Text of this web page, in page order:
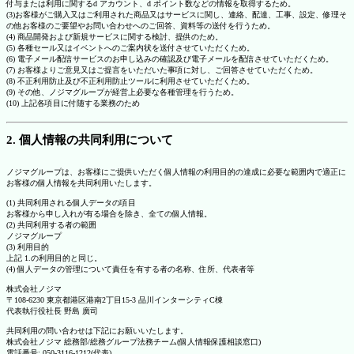
付与または利用に関するd アカウント、d ポイント数などの情報を取得するため。
(3)お客様がご購入又はご利用された商品又はサービスに関し、連絡、配達、工事、設定、修理そ
の他お客様のご要望やお問い合わせへのご回答、資料等の送付を行うため。
(4) 商品開発および新規サービスに関する検討、提供のため。
(5) 各種セール又はイベントへのご案内状を送付させていただくため。
(6) 電子メール配信サービスのお申し込みの確認及び電子メールを配信させていただくため。
(7) お客様よりご意見又はご提言をいただいた事項に対し、ご回答させていただくため。
(8) 不正利用防止及び不正利用防止ツールに利用させていただくため。
(9) その他、ノジマグループが経営上必要な各種管理を行うため。
(10) 上記各項目に付随する業務のため
2. 個人情報の共同利用について
ノジマグループは、お客様にご提供いただく個人情報の利用目的の達成に必要な範囲内で適正に
お客様の個人情報を共同利用いたします。
(1) 共同利用される個人データの項目
お客様から申し入れが有る場合を除き、全ての個人情報。
(2) 共同利用する者の範囲
ノジマグループ
(3) 利用目的
上記 1.の利用目的と同じ。
(4) 個人データの管理について責任を有する者の名称、住所、代表者等
株式会社ノジマ
〒108-6230 東京都港区港南2丁目15-3 品川インターシティC棟
代表執行役社長 野島 廣司
共同利用の問い合わせは下記にお願いいたします。
株式会社ノジマ 総務部/総務グループ法務チーム(個人情報保護相談窓口)